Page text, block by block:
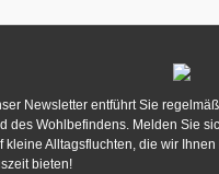
Newsletter entführt Sie
des Wohlbefindens. Melden Sie
kleine Alltagsfluchten, die wir
bieten!